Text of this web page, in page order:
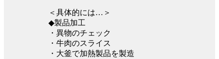
＜具体的には…＞
◆製品加工
・異物のチェック
・牛肉のスライス
・大釜で加熱製品を製造